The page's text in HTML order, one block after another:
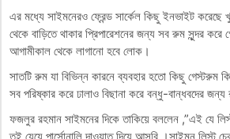
এর মধ্যে সাইমনেরও ফ্রেন্ড সার্কেল কিছু ইনভাইট
থেকে বাড়িতে থাকার প্রিপারেশনের জন্য সব রুম সুন্দর
আগামীকাল থেকে লাগানো হবে লোক।
সাতটি রুম যা বিভিন্ন কারনে ব্যবহার হতো কিছু গেস্টরুম
সব পরিষ্কার করে ঢালাও বিছানা করে বন্ধু-বান্ধবদের জন্য
ফজলুর রহমান সাইমনের দিকে তাকিয়ে বললেন ,”এই যে